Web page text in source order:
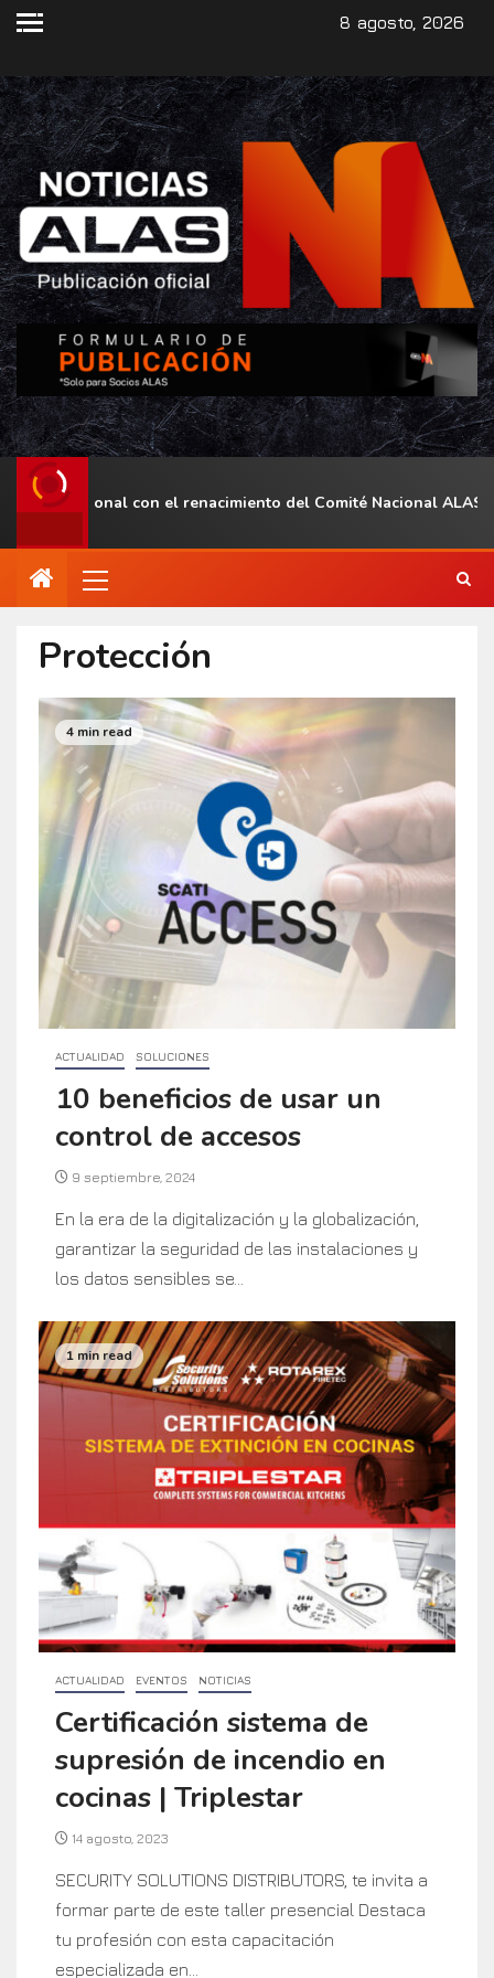
8 agosto, 2026
regional con el renacimiento del Comité Nacional ALAS
Protección
4 min read
ACTUALIDAD SOLUCIONES
10 beneficios de usar un
control de accesos
9 septiembre, 2024
En la era de la digitalización y la globalización,
garantizar la seguridad de las instalaciones y
los datos sensibles se...
1 min read
ACTUALIDAD EVENTOS NOTICIAS
Certificación sistema de
supresión de incendio en
cocinas | Triplestar
14 agosto, 2023
SECURITY SOLUTIONS DISTRIBUTORS, te invita a
formar parte de este taller presencial Destaca
tu profesión con esta capacitación
especializada en...